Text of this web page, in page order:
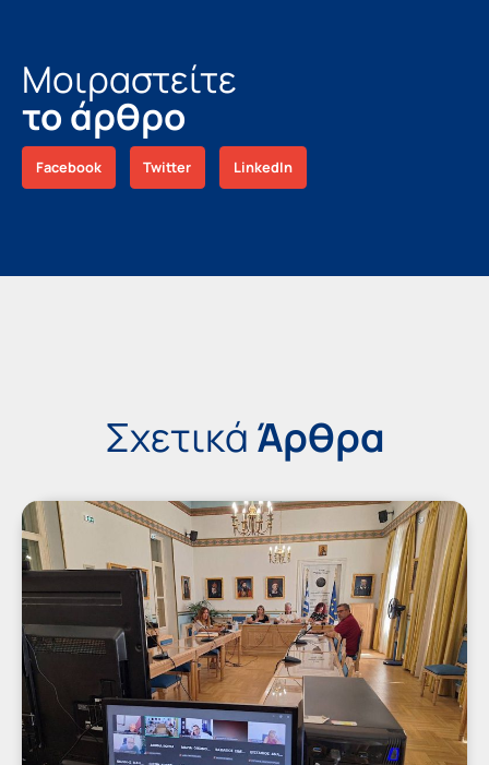
Μοιραστείτε
το άρθρο
Facebook Twitter LinkedIn
Σχετικά Άρθρα